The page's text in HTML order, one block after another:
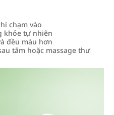
chạm vào
khỏe tự nhiên
đều màu hơn
tắm hoặc massage thư